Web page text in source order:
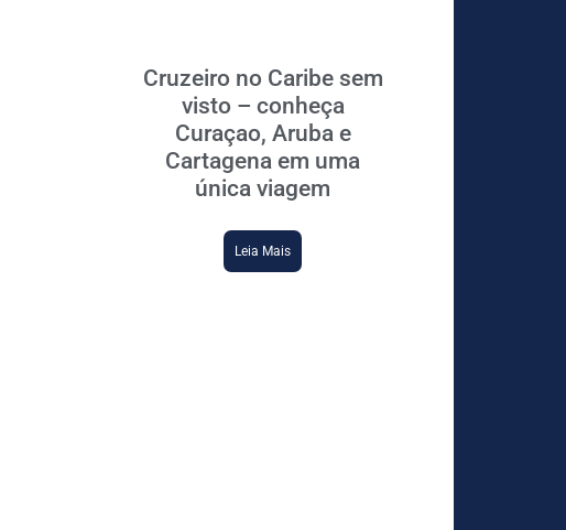
Cruzeiro no Caribe sem
visto – conheça
Curaçao, Aruba e
Cartagena em uma
única viagem
Leia Mais